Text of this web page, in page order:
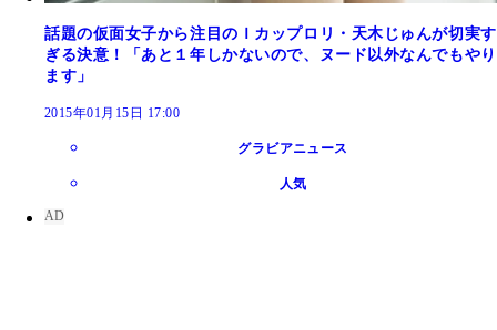
話題の仮面女子から注目のＩカップロリ・天木じゅんが切実す
ぎる決意！「あと１年しかないので、ヌード以外なんでもやり
ます」
2015年01月15日 17:00
グラビアニュース
人気